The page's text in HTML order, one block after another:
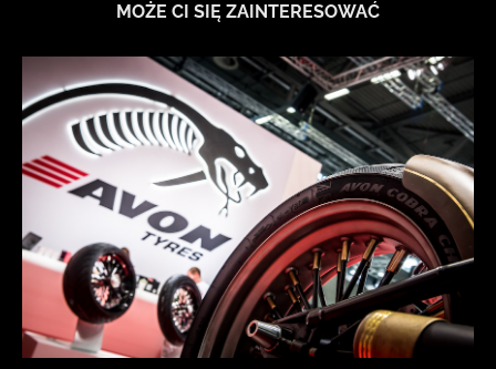
MOŻE CI SIĘ ZAINTERESOWAĆ